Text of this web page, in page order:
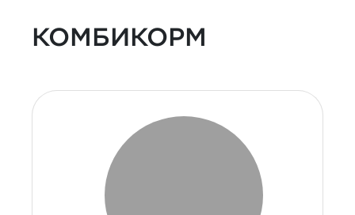
КОМБИКОРМ